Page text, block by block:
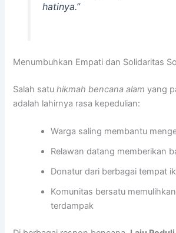
hatinya.”
Menumbuhkan Empati dan Solidaritas
Salah satuhikmah bencana alam yang
adalah lahirnya rasa kepedulian:
Warga saling membantu
Relawan datang memberikan
Donatur dari berbagai tempat
Komunitas bersatu
terdampak